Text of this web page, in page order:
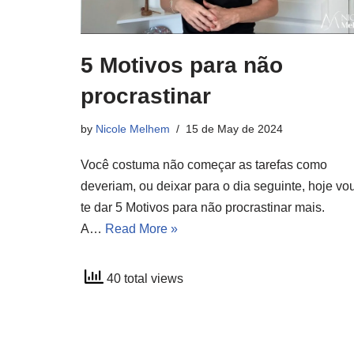
5 Motivos para não
procrastinar
by Nicole Melhem 15 de May de 2024
Você costuma não começar as tarefas como
deveriam, ou deixar para o dia seguinte, hoje
te dar 5 Motivos para não procrastinar mais.
A… Read More »
40 total views